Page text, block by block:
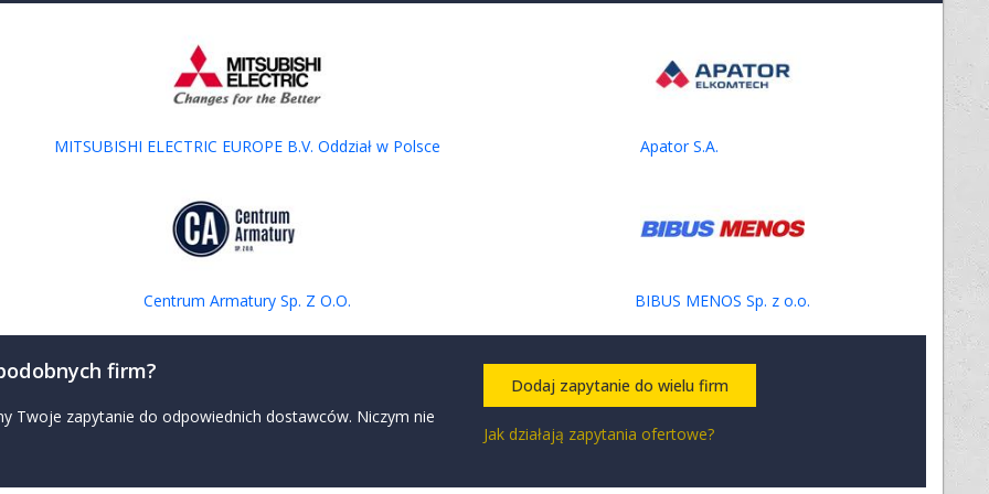
Bogaty w funkcje Optidrive E2 jest najbardziej
- niespotykane rozwiązanie!!! Jednofazowe
wysokowydajnych, zaawansowanych technologicznie
MITSUBISHI ELECTRIC EUROPE B.V. Oddział w Polsce Apator S.A.
Centrum Armatury Sp. Z O.O. BIBUS MENOS Sp. z o.o.
firm?
Twoje zapytanie do odpowiednich dostawców. Niczym nie
Dodaj zapytanie do wielu firm
Jak działają zapytania ofertowe?